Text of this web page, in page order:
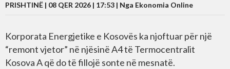
PRISHTINË | 08 QER 2026 | 17:53 | Nga Ekonomia Online
Korporata Energjetike e Kosovës ka njoftuar për një
“remont vjetor” në njësinë A4 të Termocentralit
Kosova A që do të fillojë sonte në mesnatë.